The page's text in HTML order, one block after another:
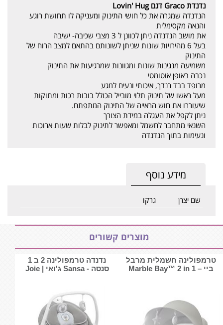
נדנדת Graco דגם Lovin' Hug
הנדנדה שמגרה את כל חושי התינוק ומעניקה לו תחושת רוגע
והנאה מקסימלית
את מושב הנדנדה ניתן לכוונן ל 3 מצבי שכיבה- ישיבה
בעל 6 מהירויות שונות שניתן לשונותם בהתאם למצב הרוח של
התינוק
משמיעה מנגינות שונות ומגוונות שמרגיעות את התינוק
נכבה באופן אוטומטי
מרופד בבד רנדך, איכותי ונעים למגע
מעל ראשו של תינוק תלוי מובייל הכולל בובות רכות ומתוקות
שיעוררו את חוש הראייה של התינוק המתפתח.
ניתן לקפל את העגלה במידת הצורך
השנאי מתחבר לחשמל ומאפשר לתינוק לבלות שעות ארוכות
ונעימות בתוך הנדנדה
מידע נוסף
שם יצרן גרקו
מוצרים קשורים
טרמפולינה חשמלית מרבל
ביי – Marble Bay™ 2 in 1
נדנדה טרמפולינה 2 ב 1
סנסה - Sansa ג'ואי | Joie